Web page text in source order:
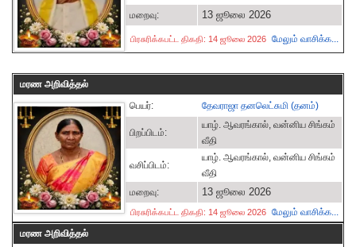
மறைவு:
13 ஜூலை 2026
பிரசுரிக்கபட்ட திகதி: 14 ஜூலை 2026 மேலும் வாசிக்க...
மரண அறிவித்தல்
பெயர்:
தேவராஜா தனலெட்சுமி (தனம்)
பிறப்பிடம்:
யாழ். ஆவரங்கால், வன்னிய சிங்கம்
வீதி
வசிப்பிடம்:
யாழ். ஆவரங்கால், வன்னிய சிங்கம்
வீதி
மறைவு:
13 ஜூலை 2026
பிரசுரிக்கபட்ட திகதி: 14 ஜூலை 2026 மேலும் வாசிக்க...
மரண அறிவித்தல்